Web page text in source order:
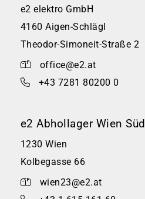
e2 elektro GmbH
4160 Aigen-Schlägl
Theodor-Simoneit-Straße 2
office@e2.at
+43 7281 80200 0
e2 Abhollager Wien Süd
1230 Wien
Kolbegasse 66
wien23@e2.at